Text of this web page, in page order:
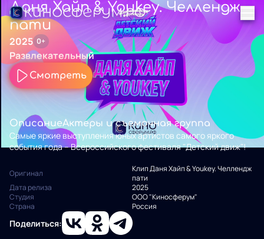
Даня Хайп & Youkey. Челлендж
пати
2025 0+
Развлекательный
Смотреть
ОписаниеАктеры и съемочная группа
Самые яркие выступления юных артистов самого яркого
события года – Всероссийского фестиваля "Детский движ"!
Оригинал
Клип Даня Хайп & Youkey. Челлендж
пати
Дата релиза
2025
Студия
ООО "Киносферум"
Страна
Россия
Поделиться: